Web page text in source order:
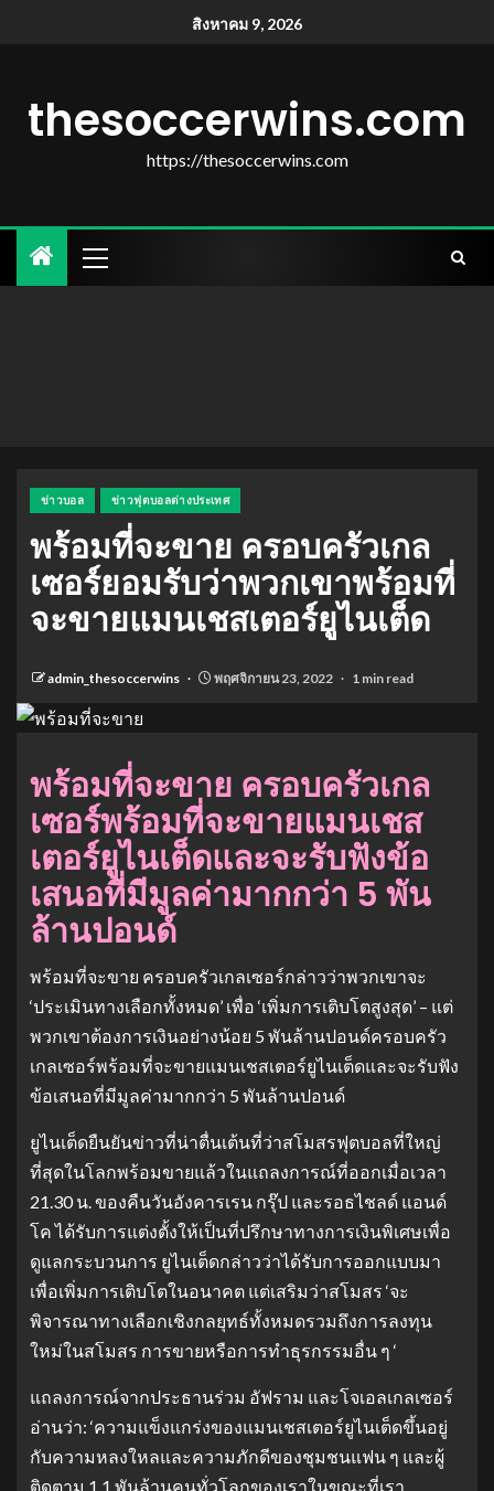
สิงหาคม 9, 2026
thesoccerwins.com
https://thesoccerwins.com
ข่าวบอล ข่าวฟุตบอลต่างประเทศ
พร้อมที่จะขาย ครอบครัวเกล
เซอร์ยอมรับว่าพวกเขาพร้อมที่
จะขายแมนเชสเตอร์ยูไนเต็ด
admin_thesoccerwins พฤศจิกายน 23, 2022 1 min read
พร้อมที่จะขาย ครอบครัวเกล
เซอร์พร้อมที่จะขายแมนเชส
เตอร์ยูไนเต็ดและจะรับฟังข้อ
เสนอที่มีมูลค่ามากกว่า 5 พัน
ล้านปอนด์
พร้อมที่จะขาย ครอบครัวเกลเซอร์กล่าวว่าพวกเขาจะ
‘ประเมินทางเลือกทั้งหมด’ เพื่อ ‘เพิ่มการเติบโตสูงสุด’ – แต่
พวกเขาต้องการเงินอย่างน้อย 5 พันล้านปอนด์ครอบครัว
เกลเซอร์พร้อมที่จะขายแมนเชสเตอร์ยูไนเต็ดและจะรับฟัง
ข้อเสนอที่มีมูลค่ามากกว่า 5 พันล้านปอนด์
ยูไนเต็ดยืนยันข่าวที่น่าตื่นเต้นที่ว่าสโมสรฟุตบอลที่ใหญ่
ที่สุดในโลกพร้อมขายแล้วในแถลงการณ์ที่ออกเมื่อเวลา
21.30 น. ของคืนวันอังคารเรน กรุ๊ป และรอธไชลด์ แอนด์
โค ได้รับการแต่งตั้งให้เป็นที่ปรึกษาทางการเงินพิเศษเพื่อ
ดูแลกระบวนการ ยูไนเต็ดกล่าวว่าได้รับการออกแบบมา
เพื่อเพิ่มการเติบโตในอนาคต แต่เสริมว่าสโมสร ‘จะ
พิจารณาทางเลือกเชิงกลยุทธ์ทั้งหมดรวมถึงการลงทุน
ใหม่ในสโมสร การขายหรือการทำธุรกรรมอื่น ๆ ‘
แถลงการณ์จากประธานร่วม อัฟราม และโจเอลเกลเซอร์
อ่านว่า: ‘ความแข็งแกร่งของแมนเชสเตอร์ยูไนเต็ดขึ้นอยู่
กับความหลงใหลและความภักดีของชุมชนแฟน ๆ และผู้
ติดตาม 1.1 พันล้านคนทั่วโลกของเราในขณะที่เรา